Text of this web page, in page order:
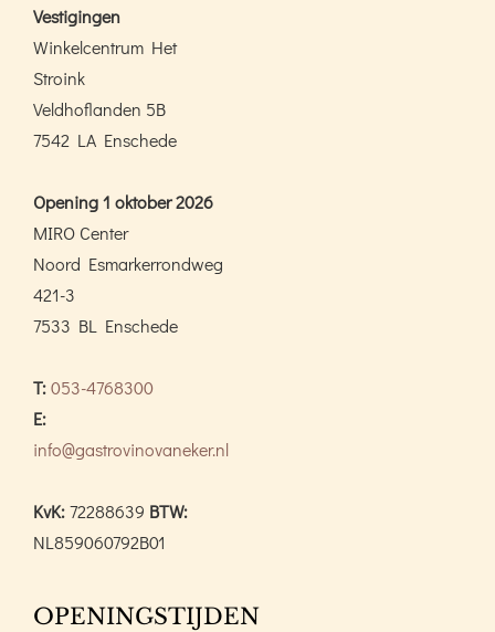
Vestigingen
Winkelcentrum Het
Stroink
Veldhoflanden 5B
7542 LA Enschede
Opening 1 oktober 2026
MIRO Center
Noord Esmarkerrondweg
421-3
7533 BL Enschede
T:053-4768300
E:
info@gastrovinovaneker.nl
KvK:72288639 BTW:
NL859060792B01
OPENINGSTIJDEN